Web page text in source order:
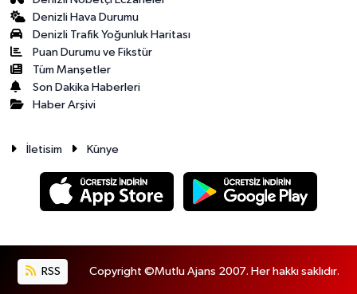
Denizli Hava Durumu
Denizli Trafik Yoğunluk Haritası
Puan Durumu ve Fikstür
Tüm Manşetler
Son Dakika Haberleri
Haber Arşivi
İletisim Künye
RSS Copyright ©Mutlu Ajans 2007. Her hakkı saklıdır.